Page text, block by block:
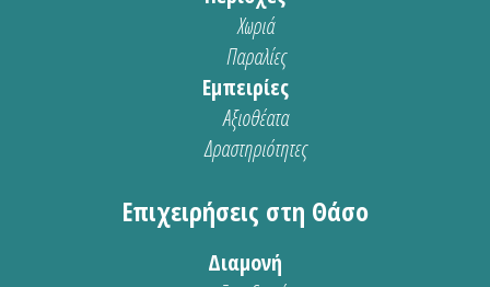
Χωριά
Παραλίες
Εμπειρίες
Αξιοθέατα
Δραστηριότητες
Επιχειρήσεις στη Θάσο
Διαμονή